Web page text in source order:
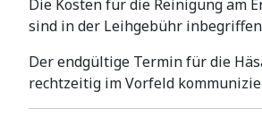
Die Kosten für die Reinigung am
sind in der Leihgebühr
Der endgültige Termin für die
rechtzeitig im Vorfeld